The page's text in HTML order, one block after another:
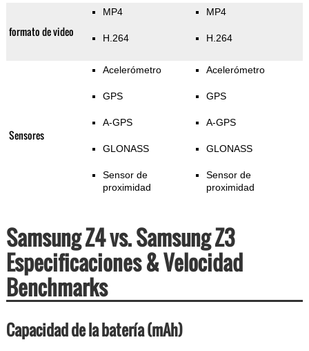
formato de video
MP4
H.264
MP4
H.264
Sensores
Acelerómetro
GPS
A-GPS
GLONASS
Sensor de
proximidad
Acelerómetro
GPS
A-GPS
GLONASS
Sensor de
proximidad
Samsung Z4 vs. Samsung Z3
Especificaciones & Velocidad
Benchmarks
Capacidad de la batería (mAh)